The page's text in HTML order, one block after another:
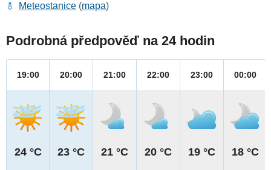
Meteostanice (mapa)
Podrobná předpověď na 24 hodin
19:00
24 °C
20:00
23 °C
21:00
21 °C
22:00
20 °C
23:00
19 °C
00:00
18 °C